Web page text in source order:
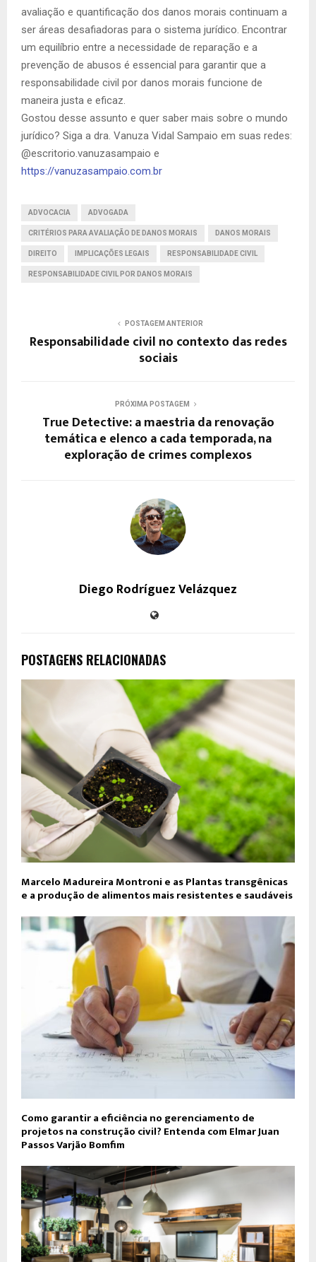
avaliação e quantificação dos danos morais continuam a
ser áreas desafiadoras para o sistema jurídico. Encontrar
um equilíbrio entre a necessidade de reparação e a
prevenção de abusos é essencial para garantir que a
responsabilidade civil por danos morais funcione de
maneira justa e eficaz.
Gostou desse assunto e quer saber mais sobre o mundo
jurídico? Siga a dra. Vanuza Vidal Sampaio em suas redes:
@escritorio.vanuzasampaio e
https://vanuzasampaio.com.br
ADVOCACIA ADVOGADA
CRITÉRIOS PARA AVALIAÇÃO DE DANOS MORAIS DANOS MORAIS
DIREITO IMPLICAÇÕES LEGAIS RESPONSABILIDADE CIVIL
RESPONSABILIDADE CIVIL POR DANOS MORAIS
POSTAGEM ANTERIOR
Responsabilidade civil no contexto das redes
sociais
PRÓXIMA POSTAGEM
True Detective: a maestria da renovação
temática e elenco a cada temporada, na
exploração de crimes complexos
Diego Rodríguez Velázquez
POSTAGENS RELACIONADAS
Marcelo Madureira Montroni e as Plantas transgênicas
e a produção de alimentos mais resistentes e saudáveis
Como garantir a eficiência no gerenciamento de
projetos na construção civil? Entenda com Elmar Juan
Passos Varjão Bomfim